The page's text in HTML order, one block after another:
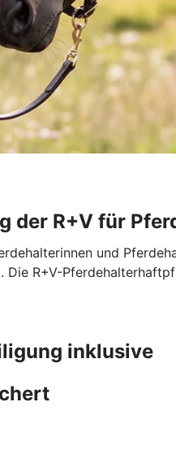
der R+V für
und
R+V-
inklusive